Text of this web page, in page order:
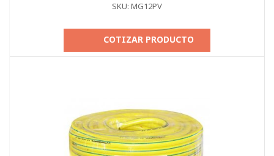
SKU: MG12PV
COTIZAR PRODUCTO